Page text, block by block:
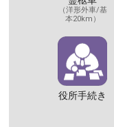
（洋形外車/基
本20km）
役所手続き